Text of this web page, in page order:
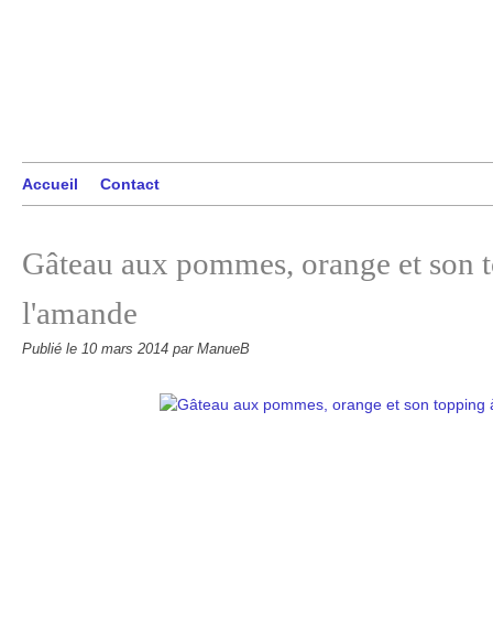
Accueil Contact
Gâteau aux pommes, orange et son
l'amande
Publié le 10 mars 2014 par ManueB